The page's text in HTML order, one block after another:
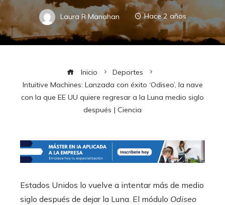
Laura R Manahan Hace 2 años
Inicio
Deportes
Intuitive Machines: Lanzada con éxito ‘Odiseo’, la nave
con la que EE UU quiere regresar a la Luna medio siglo
después | Ciencia
Estados Unidos lo vuelve a intentar más de medio
siglo después de dejar la Luna. El módulo Odiseo